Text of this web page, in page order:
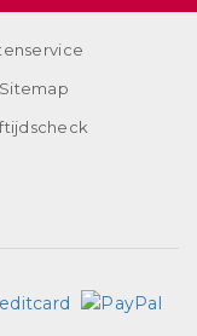
Sitemap